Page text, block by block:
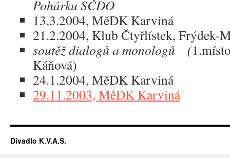
Pohárku SČDO
13.3.2004, MěDK Karviná
21.2.2004, Klub Čtyřlístek, Frýdek-
soutěž dialogů a monologů (
Káňová)
24.1.2004, MěDK Karviná
29.11.2003, MěDK Karviná
Divadlo K.V.A.S.